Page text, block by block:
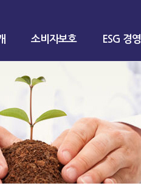
소비자보호 ESG 경영